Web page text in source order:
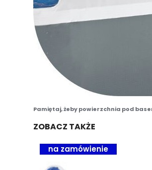
Pamiętaj, żeby powierzchnia pod
ZOBACZ TAKŻE
na zamówienie